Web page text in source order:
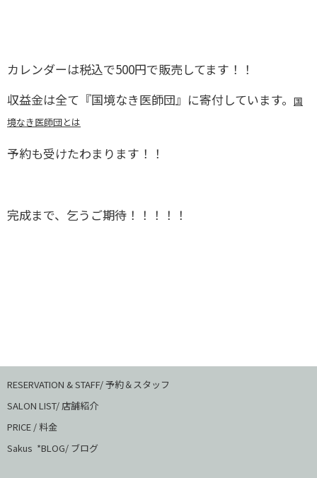
カレンダーは税込で500円で販売してます！！
収益金は全て『国境なき医師団』に寄付しています。 国
境なき医師団とは
予約も受けたわまります！！
完成まで、乞うご期待！！！！！
RESERVATION & STAFF/ 予約＆スタッフ
SALON LIST/ 店舗紹介
PRICE / 料金
Sakus *BLOG/ ブログ